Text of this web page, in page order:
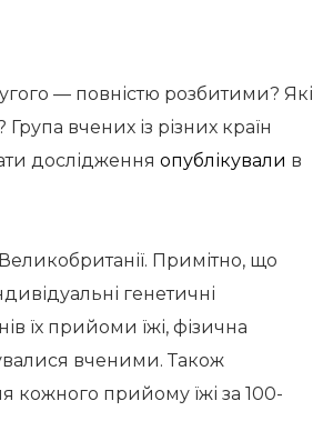
— повністю розбитими? Які
вчених із різних країн
дослідження опублікували в
Примітно, що
генетичні
їх прийоми їжі, фізична
вченими. Також
кожного прийому їжі за 100-